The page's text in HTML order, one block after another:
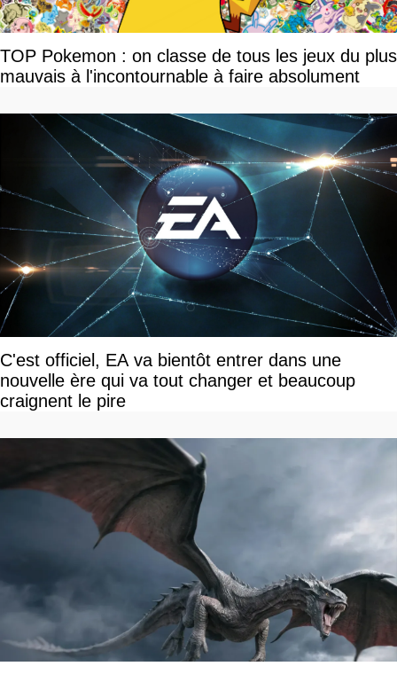
TOP Pokemon : on classe de tous les jeux du plus
mauvais à l'incontournable à faire absolument
C'est officiel, EA va bientôt entrer dans une
nouvelle ère qui va tout changer et beaucoup
craignent le pire